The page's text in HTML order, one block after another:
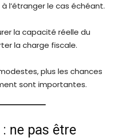
l’étranger le cas échéant.
la capacité réelle du
la charge fiscale.
plus les chances
sont importantes.
ne pas être